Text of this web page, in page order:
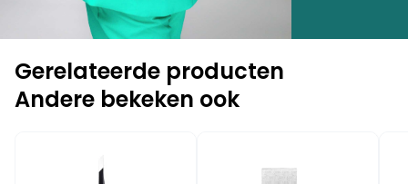
Gerelateerde producten
Andere bekeken ook